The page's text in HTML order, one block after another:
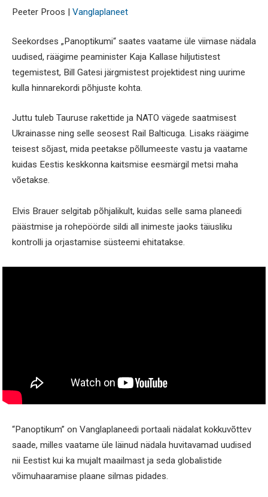
Peeter Proos | Vanglaplaneet
Seekordses „Panoptikumi“ saates vaatame üle viimase nädala
uudised, räägime peaminister Kaja Kallase hiljutistest
tegemistest, Bill Gatesi järgmistest projektidest ning uurime
kulla hinnarekordi põhjuste kohta.
Juttu tuleb Tauruse rakettide ja NATO vägede saatmisest
Ukrainasse ning selle seosest Rail Balticuga. Lisaks räägime
teisest sõjast, mida peetakse põllumeeste vastu ja vaatame
kuidas Eestis keskkonna kaitsmise eesmärgil metsi maha
võetakse.
Elvis Brauer selgitab põhjalikult, kuidas selle sama planeedi
päästmise ja rohepöörde sildi all inimeste jaoks täiusliku
kontrolli ja orjastamise süsteemi ehitatakse.
“Panoptikum” on Vanglaplaneedi portaali nädalat kokkuvõttev
saade, milles vaatame üle läinud nädala huvitavamad uudised
nii Eestist kui ka mujalt maailmast ja seda globalistide
võimuhaaramise plaane silmas pidades.